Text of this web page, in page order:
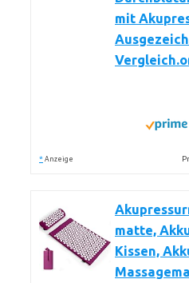
mit
* Anzeige
matte,
Kissen,